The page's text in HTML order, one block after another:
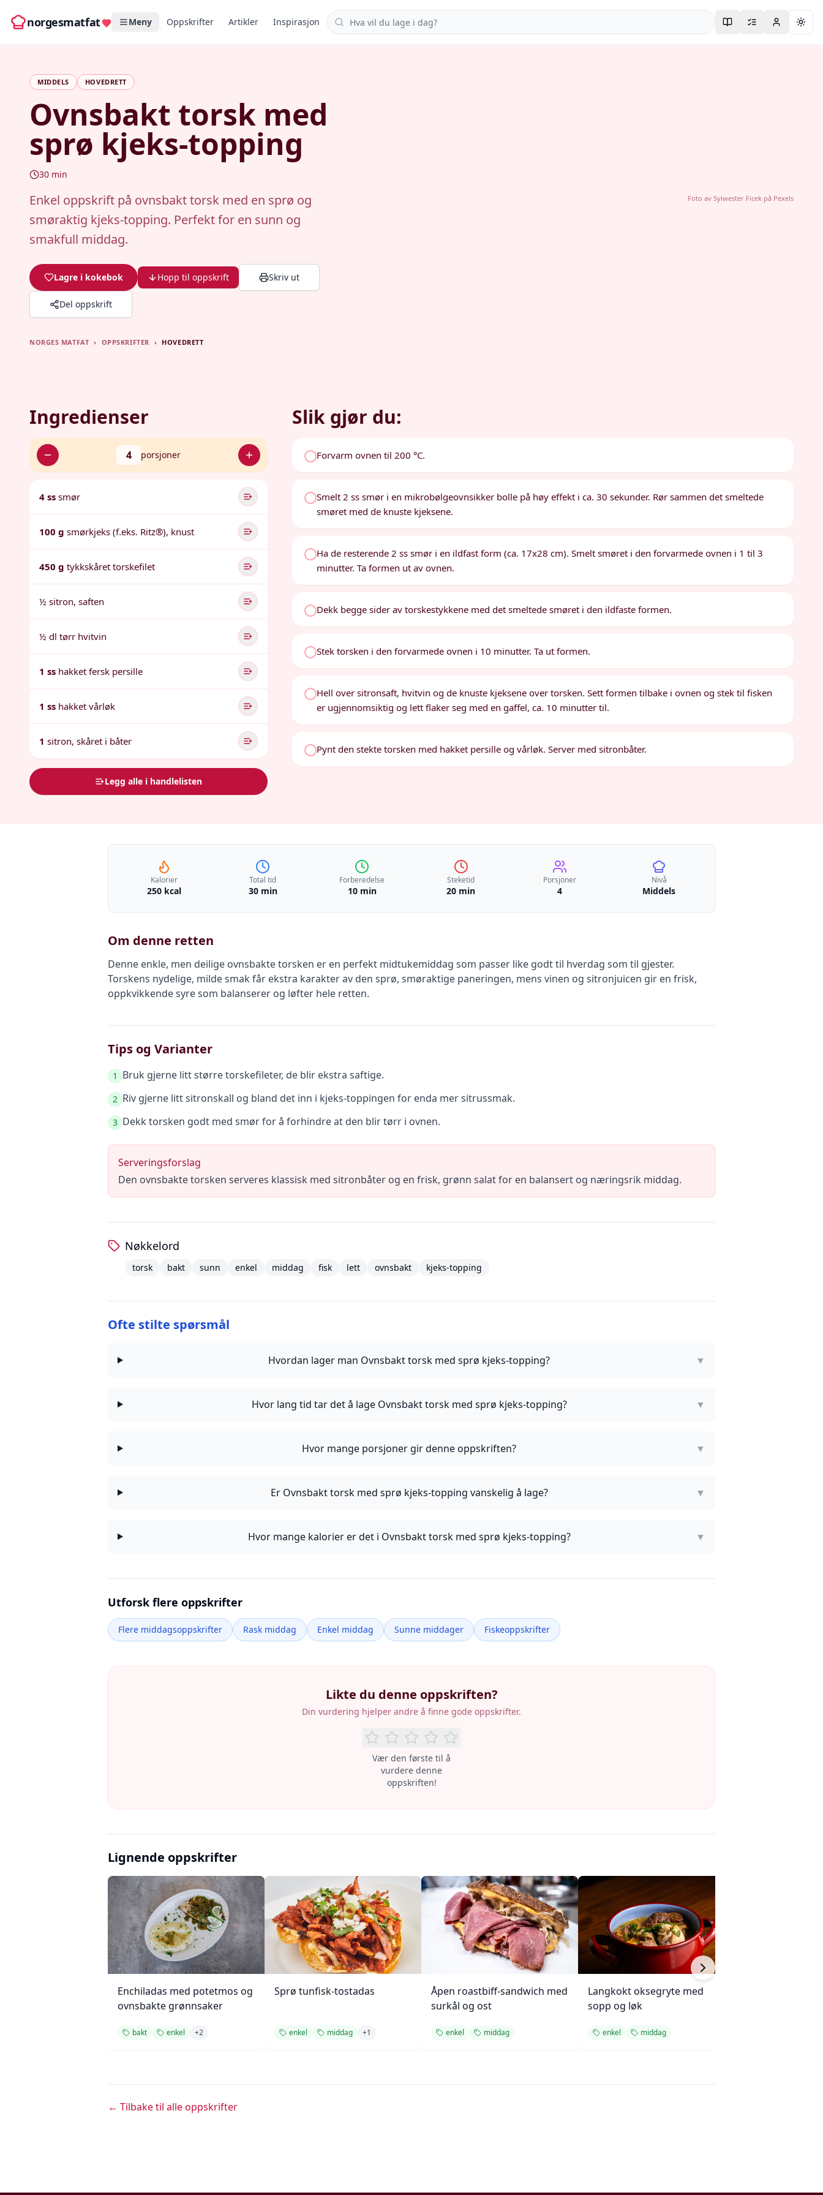
norgesmatfat Meny Oppskrifter Artikler Inspirasjon Søk i oppskrifter
MIDDELS HOVEDRETT
Ovnsbakt torsk med
sprø kjeks-topping
30 min
Enkel oppskrift på ovnsbakt torsk med en sprø og
smøraktig kjeks-topping. Perfekt for en sunn og
smakfull middag.
Lagre i kokebok Hopp til oppskrift Skriv ut
Del oppskrift
Foto av Sylwester Ficekpå Pexels
NORGES MATFAT › OPPSKRIFTER › HOVEDRETT
Ingredienser
4 porsjoner
4 ss smør
100 g smørkjeks (f.eks. Ritz®), knust
450 g tykkskåret torskefilet
½ sitron, saften
½ dl tørr hvitvin
1 ss hakket fersk persille
1 ss hakket vårløk
1 sitron, skåret i båter
Legg alle i handlelisten
Slik gjør du:
Forvarm ovnen til 200 °C.
Smelt 2 ss smør i en mikrobølgeovnsikker bolle på høy effekt i ca. 30 sekunder. Rør sammen det smeltede
smøret med de knuste kjeksene.
Ha de resterende 2 ss smør i en ildfast form (ca. 17x28 cm). Smelt smøret i den forvarmede ovnen i 1 til 3
minutter. Ta formen ut av ovnen.
Dekk begge sider av torskestykkene med det smeltede smøret i den ildfaste formen.
Stek torsken i den forvarmede ovnen i 10 minutter. Ta ut formen.
Hell over sitronsaft, hvitvin og de knuste kjeksene over torsken. Sett formen tilbake i ovnen og stek til fisken
er ugjennomsiktig og lett flaker seg med en gaffel, ca. 10 minutter til.
Pynt den stekte torsken med hakket persille og vårløk. Server med sitronbåter.
Kalorier
250 kcal
Total tid
30 min
Forberedelse
10 min
Steketid
20 min
Porsjoner
4
Nivå
Middels
Om denne retten
Denne enkle, men deilige ovnsbakte torsken er en perfekt midtukemiddag som passer like godt til hverdag som til gjester.
Torskens nydelige, milde smak får ekstra karakter av den sprø, smøraktige paneringen, mens vinen og sitronjuicen gir en frisk,
oppkvikkende syre som balanserer og løfter hele retten.
Tips og Varianter
1 Bruk gjerne litt større torskefileter, de blir ekstra saftige.
2 Riv gjerne litt sitronskall og bland det inn i kjeks-toppingen for enda mer sitrussmak.
3 Dekk torsken godt med smør for å forhindre at den blir tørr i ovnen.
Serveringsforslag
Den ovnsbakte torsken serveres klassisk med sitronbåter og en frisk, grønn salat for en balansert og næringsrik middag.
Nøkkelord
torsk bakt sunn enkel middag fisk lett ovnsbakt kjeks-topping
Ofte stilte spørsmål
Hvordan lager man Ovnsbakt torsk med sprø kjeks-topping? ▼
Hvor lang tid tar det å lage Ovnsbakt torsk med sprø kjeks-topping? ▼
Hvor mange porsjoner gir denne oppskriften? ▼
Er Ovnsbakt torsk med sprø kjeks-topping vanskelig å lage? ▼
Hvor mange kalorier er det i Ovnsbakt torsk med sprø kjeks-topping? ▼
Utforsk flere oppskrifter
Flere middagsoppskrifter Rask middag Enkel middag Sunne middager Fiskeoppskrifter
Likte du denne oppskriften?
Din vurdering hjelper andre å finne gode oppskrifter.
Vær den første til å
vurdere denne
oppskriften!
Lignende oppskrifter
Enchiladas med potetmos og
ovnsbakte grønnsaker
bakt enkel +2
Sprø tunfisk-tostadas
enkel middag +1
Åpen roastbiff-sandwich med
surkål og ost
enkel middag
Langkokt oksegryte med
sopp og løk
enkel middag
← Tilbake til alle oppskrifter